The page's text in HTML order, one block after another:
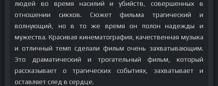
людей во время насилий и убийств, совершенных в
отношении сикхов. Сюжет фильма трагический и
волнующий, но в то же время он полон надежды и
мужества. Красивая кинематография, качественная музыка
и отличный темп сделали фильм очень захватывающим.
Это драматический и трогательный фильм, который
рассказывает о трагических событиях, захватывает и
оставляет след в сердце.